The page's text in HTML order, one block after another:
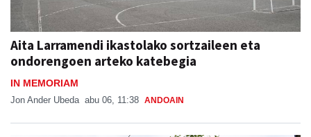
Aita Larramendi ikastolako sortzaileen eta
ondorengoen arteko katebegia
IN MEMORIAM
Jon Ander Ubeda abu 06, 11:38 ANDOAIN